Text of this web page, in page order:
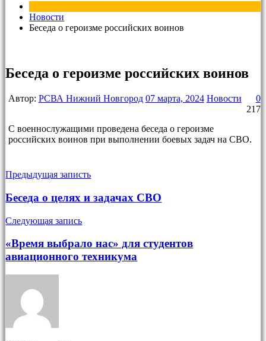
Новости
Беседа о героизме российских воинов
Беседа о героизме российских воинов
Автор: РСВА Нижний Новгород 07 марта, 2024 Новости
0
217
С военнослужащими проведена беседа о героизме
российских воинов при выполнении боевых задач на СВО.
Предыдущая записть
Беседа о целях и задачах СВО
Следующая запись
«Время выбрало нас» для студентов
авиационного техникума